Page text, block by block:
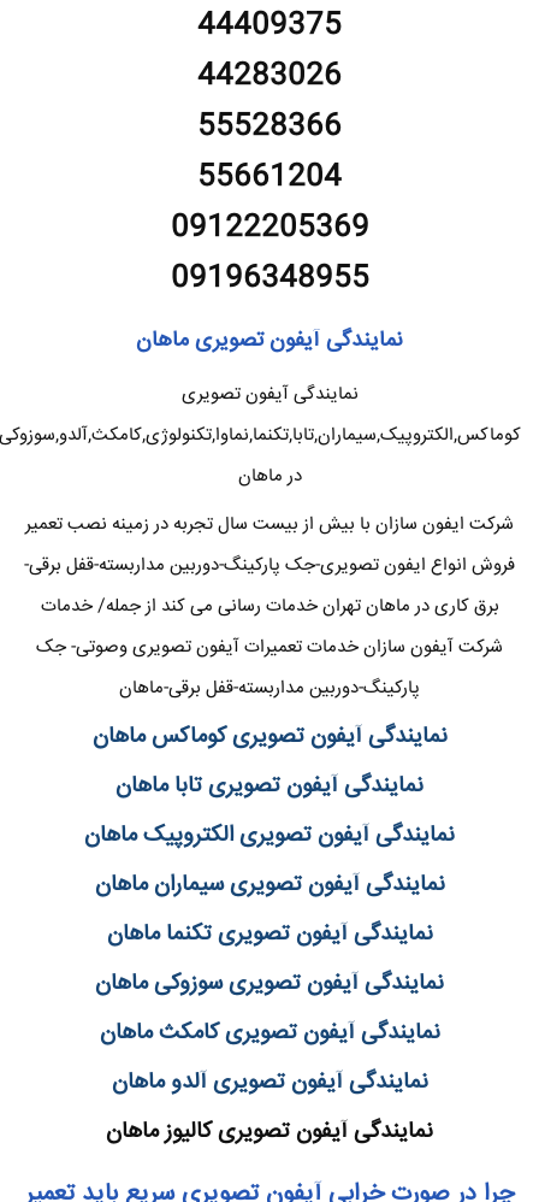
44409375
44283026
55528366
55661204
09122205369
09196348955
نمایندگی آیفون تصویری ماهان
نمایندگی آیفون تصویری
کوماکس,الکتروپیک,سیماران,تابا,تکنما,نماوا,تکنولوژی,کامکث,آلدو,سوزوکی
در ماهان
شرکت ایفون سازان با بیش از بیست سال تجربه در زمینه نصب تعمیر
فروش انواع ایفون تصویری-جک پارکینگ-دوربین مداربسته-قفل برقی-
برق کاری در ماهان تهران خدمات رسانی می کند از جمله/ خدمات
شرکت آیفون سازان خدمات تعمیرات آیفون تصویری وصوتی- جک
پارکینگ-دوربین مداربسته-قفل برقی-ماهان
نمایندگی آیفون تصویری کوماکس ماهان
نمایندگی آیفون تصویری تابا ماهان
نمایندگی آیفون تصویری الکتروپیک ماهان
نمایندگی آیفون تصویری سیماران ماهان
نمایندگی آیفون تصویری تکنما ماهان
نمایندگی آیفون تصویری سوزوکی ماهان
نمایندگی آیفون تصویری کامکث ماهان
نمایندگی آیفون تصویری آلدو ماهان
نمایندگی آیفون تصویری کالیوز ماهان
چرا در صورت خرابی آیفون تصویری سریع باید تعمیر